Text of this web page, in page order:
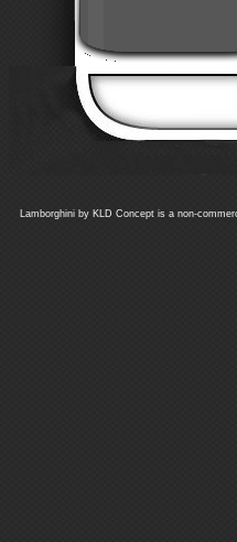
Lamborghini by KLD Concept is a non-